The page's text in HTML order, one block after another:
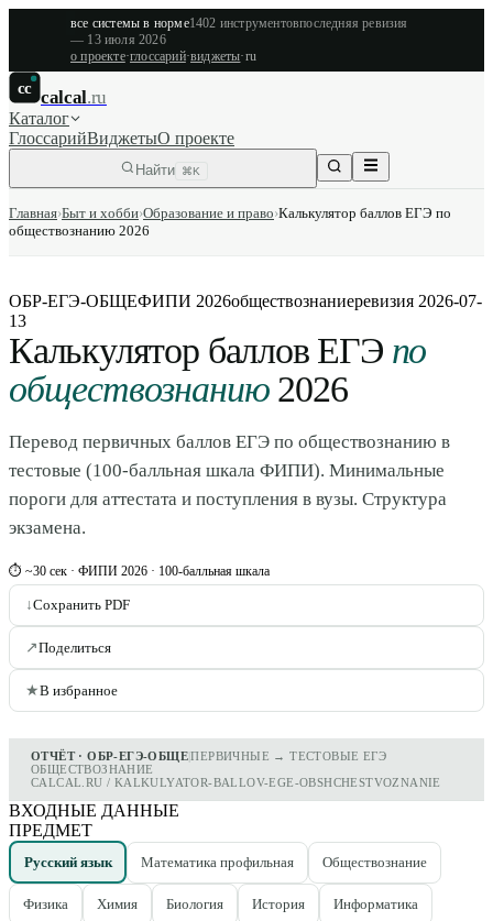
все системы в норме1402 инструментовпоследняя ревизия
— 13 июля 2026
о проекте·глоссарий·виджеты·ru
cc calcal.ru
Каталог
ГлоссарийВиджетыО проекте
Найти ⌘K
Главная›Быт и хобби›Образование и право›Калькулятор баллов ЕГЭ по
обществознанию 2026
ОБР-ЕГЭ-ОБЩЕФИПИ 2026обществознаниеревизия 2026-07-
13
Калькулятор баллов ЕГЭ по
обществознанию2026
Перевод первичных баллов ЕГЭ по обществознанию в
тестовые (100-балльная шкала ФИПИ). Минимальные
пороги для аттестата и поступления в вузы. Структура
экзамена.
⏱ ~30 сек · ФИПИ 2026 · 100-балльная шкала
↓Сохранить PDF
↗Поделиться
★В избранное
ОТЧЁТ · ОБР-ЕГЭ-ОБЩЕ|ПЕРВИЧНЫЕ → ТЕСТОВЫЕ ЕГЭ
ОБЩЕСТВОЗНАНИЕ
CALCAL.RU / KALKULYATOR-BALLOV-EGE-OBSHCHESTVOZNANIE
ВХОДНЫЕ ДАННЫЕ
ПРЕДМЕТ
Русский язык Математика профильная Обществознание
Физика Химия Биология История Информатика